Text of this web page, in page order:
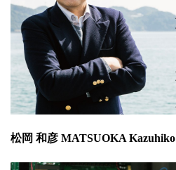
松岡 和彦 MATSUOKA Kazuhiko